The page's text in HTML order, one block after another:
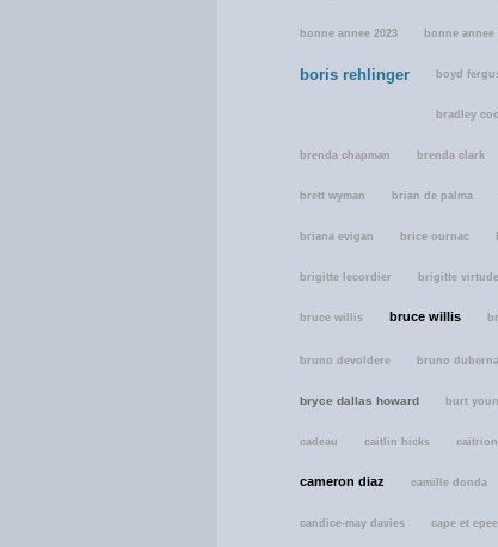
bonne annee 2023 bonne annee
boris rehlinger boyd
bradley
brenda chapman brenda clark
brett wyman brian de palma
briana evigan brice ournac
brigitte lecordier brigitte
bruce willis bruce willis
bruno devoldere bruno
bryce dallas howard burt
cadeau caitlin hicks
cameron diaz camille donda
candice-may davies cape et epee